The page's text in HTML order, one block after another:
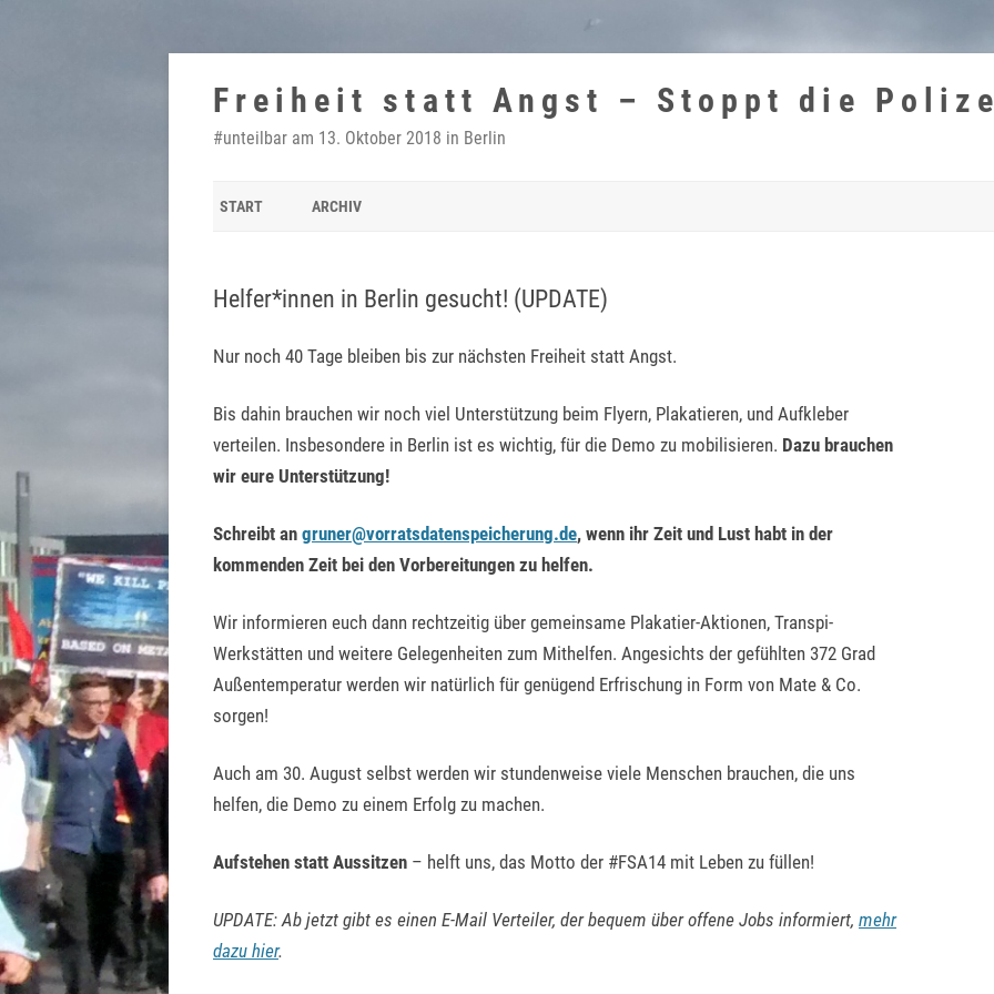
springen
Freiheit statt Angst – Stoppt die
#unteilbar am 13. Oktober 2018 in Berlin
START ARCHIV
Helfer*innen in Berlin gesucht! (UPDATE)
Nur noch 40 Tage bleiben bis zur nächsten Freiheit statt Angst.
Bis dahin brauchen wir noch viel Unterstützung beim Flyern, Plakatieren, und Aufkleber
verteilen. Insbesondere in Berlin ist es wichtig, für die Demo zu mobilisieren. Dazu brauchen
wir eure Unterstützung!
Schreibt an gruner@vorratsdatenspeicherung.de, wenn ihr Zeit und Lust habt in der
kommenden Zeit bei den Vorbereitungen zu helfen.
Wir informieren euch dann rechtzeitig über gemeinsame Plakatier-Aktionen, Transpi-
Werkstätten und weitere Gelegenheiten zum Mithelfen. Angesichts der gefühlten 372 Grad
Außentemperatur werden wir natürlich für genügend Erfrischung in Form von Mate & Co.
sorgen!
Auch am 30. August selbst werden wir stundenweise viele Menschen brauchen, die uns
helfen, die Demo zu einem Erfolg zu machen.
Aufstehen statt Aussitzen – helft uns, das Motto der #FSA14 mit Leben zu füllen!
UPDATE: Ab jetzt gibt es einen E-Mail Verteiler, der bequem über offene Jobs informiert, mehr
dazu hier.